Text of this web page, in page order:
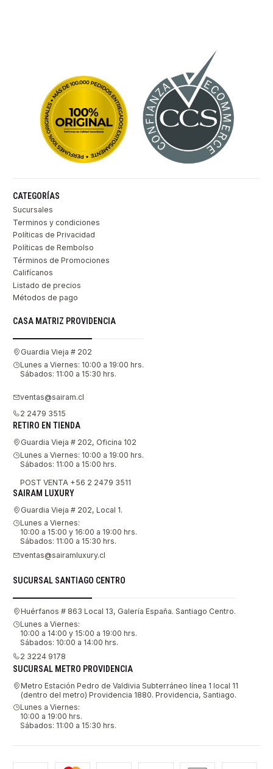
CATEGORÍAS
Sucursales
Terminos y condiciones
Políticas de Privacidad
Políticas de Rembolso
Términos de Promociones
Califícanos
Listado de precios
Métodos de pago
CASA MATRIZ PROVIDENCIA
Guardia Vieja # 202
Lunes a Viernes: 10:00 a 19:00 hrs.
Sábados: 11:00 a 15:30 hrs.
ventas@sairam.cl
2 2479 3515
RETIRO EN TIENDA
Guardia Vieja # 202, Oficina 102
Lunes a Viernes: 10:00 a 19:00 hrs.
Sábados: 11:00 a 15:00 hrs.
POST VENTA +56 2 2479 3511
SAIRAM LUXURY
Guardia Vieja # 202, Local 1.
Lunes a Viernes:
10:00 a 15:00 y 16:00 a 19:00 hrs.
Sábados: 11:00 a 15:30 hrs.
ventas@sairamluxury.cl
SUCURSAL SANTIAGO CENTRO
Huérfanos # 863 Local 13, Galería España. Santiago Centro.
Lunes a Viernes:
10:00 a 14:00 y 15:00 a 19:00 hrs.
Sábados: 10:00 a 14:00 hrs.
2 3224 9178
SUCURSAL METRO PROVIDENCIA
Metro Estación Pedro de Valdivia Subterráneo línea 1 local 11
(dentro del metro) Providencia 1880. Providencia, Santiago.
Lunes a Viernes:
10:00 a 19:00 hrs.
Sábados: 11:00 a 15:30 hrs.